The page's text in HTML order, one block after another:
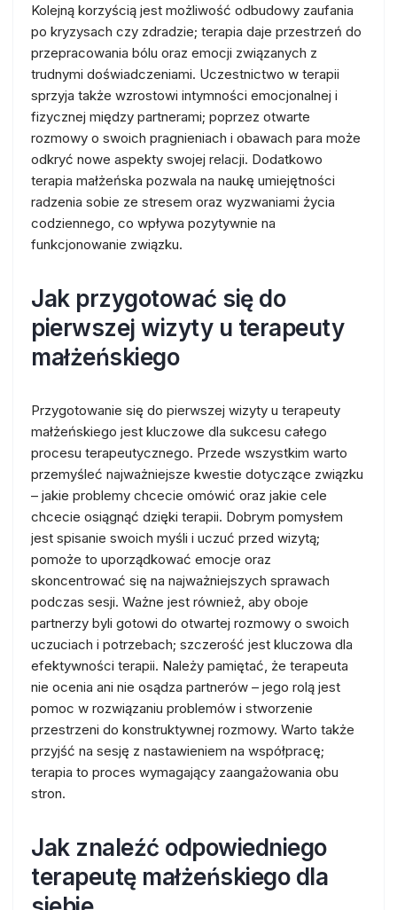
Kolejną korzyścią jest możliwość odbudowy zaufania
po kryzysach czy zdradzie; terapia daje przestrzeń do
przepracowania bólu oraz emocji związanych z
trudnymi doświadczeniami. Uczestnictwo w terapii
sprzyja także wzrostowi intymności emocjonalnej i
fizycznej między partnerami; poprzez otwarte
rozmowy o swoich pragnieniach i obawach para może
odkryć nowe aspekty swojej relacji. Dodatkowo
terapia małżeńska pozwala na naukę umiejętności
radzenia sobie ze stresem oraz wyzwaniami życia
codziennego, co wpływa pozytywnie na
funkcjonowanie związku.
Jak przygotować się do
pierwszej wizyty u terapeuty
małżeńskiego
Przygotowanie się do pierwszej wizyty u terapeuty
małżeńskiego jest kluczowe dla sukcesu całego
procesu terapeutycznego. Przede wszystkim warto
przemyśleć najważniejsze kwestie dotyczące związku
– jakie problemy chcecie omówić oraz jakie cele
chcecie osiągnąć dzięki terapii. Dobrym pomysłem
jest spisanie swoich myśli i uczuć przed wizytą;
pomoże to uporządkować emocje oraz
skoncentrować się na najważniejszych sprawach
podczas sesji. Ważne jest również, aby oboje
partnerzy byli gotowi do otwartej rozmowy o swoich
uczuciach i potrzebach; szczerość jest kluczowa dla
efektywności terapii. Należy pamiętać, że terapeuta
nie ocenia ani nie osądza partnerów – jego rolą jest
pomoc w rozwiązaniu problemów i stworzenie
przestrzeni do konstruktywnej rozmowy. Warto także
przyjść na sesję z nastawieniem na współpracę;
terapia to proces wymagający zaangażowania obu
stron.
Jak znaleźć odpowiedniego
terapeutę małżeńskiego dla